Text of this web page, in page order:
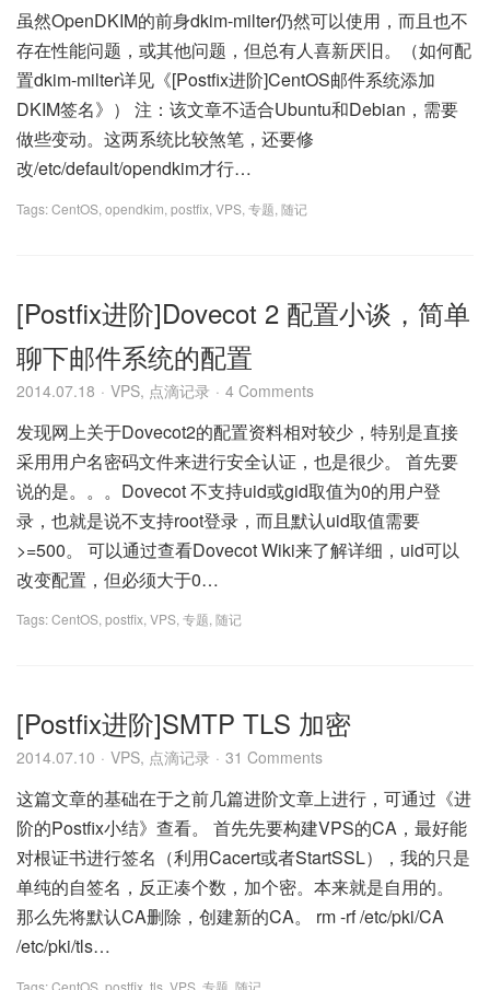
虽然OpenDKIM的前身dkim-milter仍然可以使用，而且也不
存在性能问题，或其他问题，但总有人喜新厌旧。（如何配
置dkim-milter详见《[Postfix进阶]CentOS邮件系统添加
DKIM签名》） 注：该文章不适合Ubuntu和Debian，需要
做些变动。这两系统比较煞笔，还要修
改/etc/default/opendkim才行…
Tags:CentOS opendkim postfix VPS 专题 随记
[Postfix进阶]Dovecot 2 配置小谈，简单
聊下邮件系统的配置
2014.07.18 VPS, 点滴记录 4 Comments
发现网上关于Dovecot2的配置资料相对较少，特别是直接
采用用户名密码文件来进行安全认证，也是很少。 首先要
说的是。。。Dovecot 不支持uid或gid取值为0的用户登
录，也就是说不支持root登录，而且默认uid取值需要
>=500。 可以通过查看Dovecot Wiki来了解详细，uid可以
改变配置，但必须大于0…
Tags:CentOS postfix VPS 专题 随记
[Postfix进阶]SMTP TLS 加密
2014.07.10 VPS, 点滴记录 31 Comments
这篇文章的基础在于之前几篇进阶文章上进行，可通过《进
阶的Postfix小结》查看。 首先先要构建VPS的CA，最好能
对根证书进行签名（利用Cacert或者StartSSL），我的只是
单纯的自签名，反正凑个数，加个密。本来就是自用的。
那么先将默认CA删除，创建新的CA。 rm -rf /etc/pki/CA
/etc/pki/tls…
Tags:CentOS postfix tls VPS 专题 随记